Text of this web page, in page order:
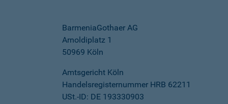
BarmeniaGothaer AG
Arnoldiplatz 1
50969 Köln
Amtsgericht Köln
Handelsregisternummer HRB 62211
USt.-ID: DE 193330903